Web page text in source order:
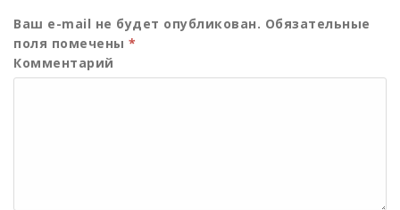
Ваш e-mail не будет опубликован. Обязательные
поля помечены *
Комментарий